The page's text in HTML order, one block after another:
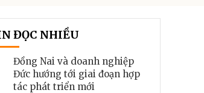
ĐỌC NHIỀU
Đồng Nai và doanh nghiệp
Đức hướng tới giai đoạn hợp
tác phát triển mới